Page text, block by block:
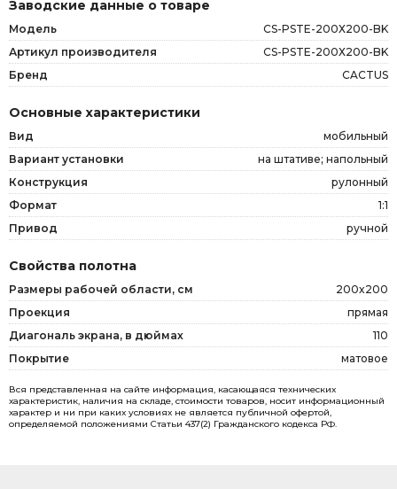
Заводские данные о товаре
Модель
CS-PSTE-200Х200-BK
Артикул производителя
CS-PSTE-200Х200-BK
Бренд
CACTUS
Основные характеристики
Вид
мобильный
Вариант установки
на штативе; напольный
Конструкция
рулонный
Формат
1:1
Привод
ручной
Свойства полотна
Размеры рабочей области, см
200x200
Проекция
прямая
Диагональ экрана, в дюймах
110
Покрытие
матовое
Вся представленная на сайте информация, касающаяся технических
характеристик, наличия на складе, стоимости товаров, носит информационный
характер и ни при каких условиях не является публичной офертой,
определяемой положениями Статьи 437(2) Гражданского кодекса РФ.